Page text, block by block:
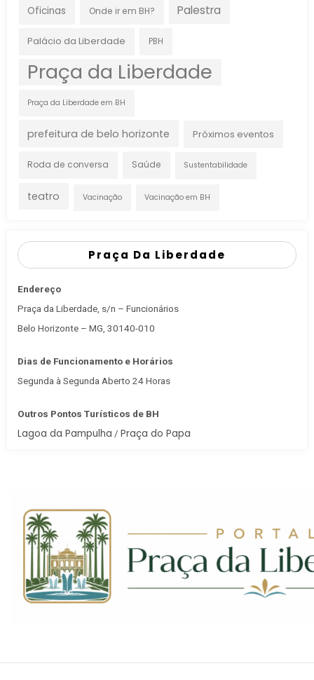
Oficinas Onde ir em BH? Palestra
Palácio da Liberdade PBH
Praça da Liberdade
Praça da Liberdade em BH
prefeitura de belo horizonte Próximos eventos
Roda de conversa Saúde Sustentabilidade
teatro Vacinação Vacinação em BH
Praça Da Liberdade
Endereço
Praça da Liberdade, s/n – Funcionários
Belo Horizonte – MG, 30140-010
Dias de Funcionamento e Horários
Segunda à Segunda Aberto 24 Horas
Outros Pontos Turísticos de BH
Lagoa da Pampulha / Praça do Papa